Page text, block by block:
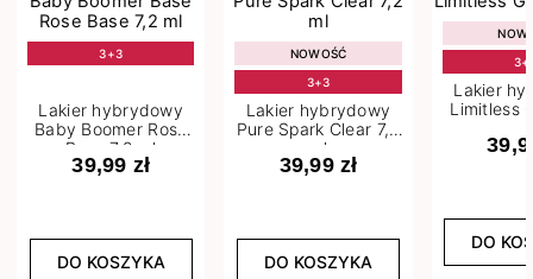
3+3
Lakier hybrydowy
Baby Boomer Rose
Base 7,2 ml
39,99 zł
DO KOSZYKA
NOWOŚĆ
3+3
Lakier hybrydowy
Pure Spark Clear 7,2
ml
39,99 zł
DO KOSZYKA
Lakier
Limitless
DO